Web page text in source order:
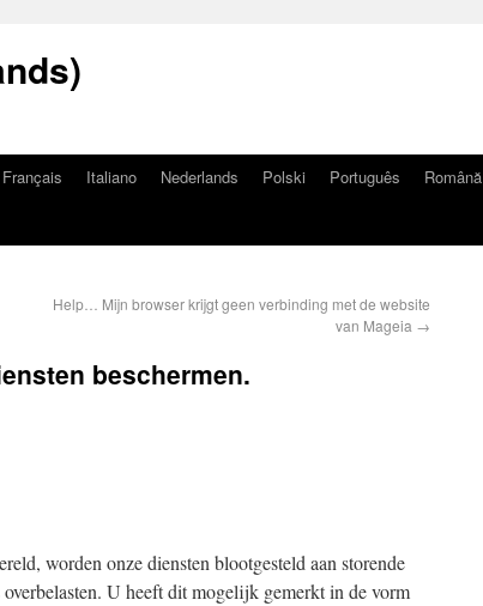
Français Italiano Nederlands Polski Português Română
Help… Mijn browser krijgt geen verbinding met de website
van Mageia →
beschermen.
worden onze diensten blootgesteld aan storende
overbelasten. U heeft dit mogelijk gemerkt in de vorm